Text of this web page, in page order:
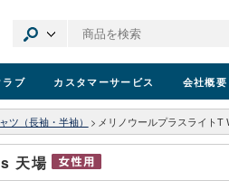
ラブ カスタマーサービス 会社概要
ツ（長袖・半袖） > メリノウールプラスライトT
天場